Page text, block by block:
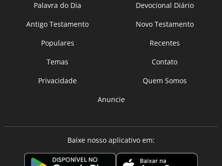
Palavra do Dia
Devocional Diário
Antigo Testamento
Novo Testamento
Populares
Recentes
Temas
Contato
Privacidade
Quem Somos
Anuncie
Baixe nosso aplicativo em: